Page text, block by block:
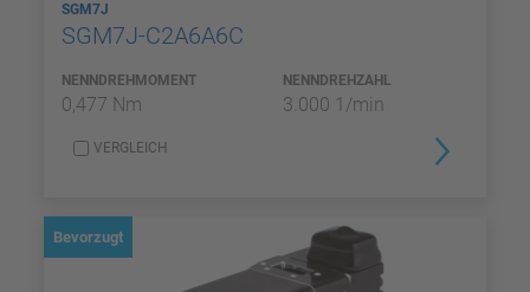
SGM7J
SGM7J-C2A6A6C
NENNDREHMOMENT
0,477 Nm
NENNDREHZAHL
3.000 1/min
VERGLEICH
Bevorzugt